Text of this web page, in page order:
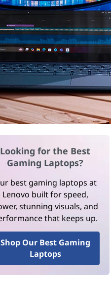
Looking for the Best
Gaming Laptops?
best gaming laptops at
Lenovo built for speed,
stunning visuals, and
that keeps up.
Shop Our Best Gaming
Laptops